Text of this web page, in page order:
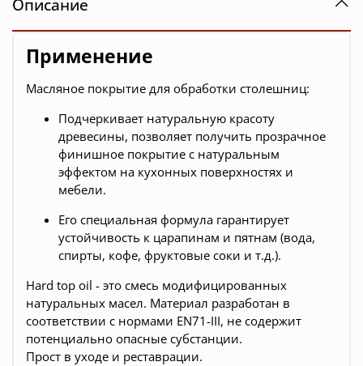
Описание
Применение
Масляное покрытие для обработки столешниц:
Подчеркивает натуральную красоту
древесины, позволяет получить прозрачное
финишное покрытие с натуральным
эффектом на кухонных поверхностях и
мебели.
Его специальная формула гарантирует
устойчивость к царапинам и пятнам (вода,
спирты, кофе, фруктовые соки и т.д.).
Hard top oil - это смесь модифицированных
натуральных масел. Материал разработан в
соответствии с нормами EN71-III, не содержит
потенциально опасные субстанции.
Прост в уходе и реставрации.